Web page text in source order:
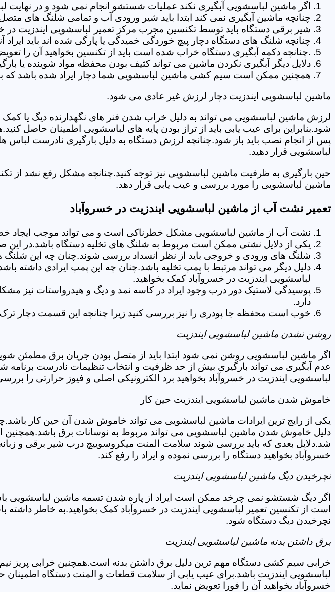
اگر ماشین لباسشویی آبگیری نکند عملیات شستشو انجام نمی شود و در نهایت
چنانچه ماشین آبگیری نمی کند ابتدا باید شیر ورودی آب و تمامی شلنگ های
شیر برقی دستگاه باید توسط تکنسین مجرب مرکز تعمیر لباسشویی ایندزیت در
چنانچه شلنگ های دستگاه دچار پیچ خوردگی خمیدگی یا پارگی شده اند باید
.چنانچه دکمه آبگیری دستگاه خراب شده است باید از تکنسین بخواهید آن را
دلایل دیگر آبگیری نکردن ماشین می تواند کثیف بودن محفظه مواد شوینده یا
همچنین ممکن است سیم کشی ماشین لباسشویی شما دچار ایراد شده باشد که
ماشین لباسشویی ایندزیت دچار لرزش غیر عادی می شود.
لرزش ماشین لباسشویی می تواند به دلیل خراب شدن فنر های نگهدارنده دیگ یا
شود.بنابراین برای عیب یابی باید از تراز بودن پایه های لباسشویی اطمینان حاصل
پس از انجام نصب باید باز شود.چنانچه لرزش دستگاه به دلیل بارگیری نادرست لباس
لباسشویی قرار دهید.
حین بارگیری به ظرفیت ماشین لباسشویی نیز توجه کنید.چنانچه مشکل رفع نشد از
ماشین لباسشویی را مورد بررسی و عیب یابی قرار دهد.
تعمیر نشت آب از ماشین لباسشویی ایندزیت در خسروآباد
نشت آب از ماشین لباسشویی مشکل خطرناکی است و می تواند موجب ایجاد
یکی از دلایل نشتی ممکن است مربوط به شلنگ های تخلیه دستگاه باشد.در این
شلنگ های ورودی و خروجی باید از نظر انسداد بررسی شوند.چنان چه این شلنگ
دلیل دیگر می تواند مرتبط با پمپ تخلیه باشد.چنان چه این پمپ ایرادی داشته
لباسشویی ایندزیت در خسروآباد کمک بخواهید.
پوسیدگی لاستیک دور درب وجود ایراد در کاسه نمد و دیگ و هیدرواستات نیز
دارد.
خوب است محفظه جا پودری را نیز بررسی کنید زیرا چنانچه این قسمت دچار
روشن نشدن ماشین لباسشویی ایندزیت
اگر ماشین لباسشویی روشن نمی شود ابتدا باید از متصل بودن جریان برق مطمئن
عدم آبگیری می تواند بارگیری بیش از حد ظرفیت و انتخاب تنظیمات نادرست
لباسشویی ایندزیت در خسروآباد بخواهید برد الکترونیکی اصلی و فیوز حرارتی را
خاموش شدن ماشین لباسشویی ایندزیت حین کار
یکی از رایج ترین ایرادات ماشین لباسشویی می تواند خاموش شدن آن حین کار
دلیل خاموش شدن ماشین لباسشویی می تواند مربوط به نوسانات برق باشد.همچنین
شد.دلایل بعدی که باید بررسی شوند سلامت المنت میکروسوییچ درب شیر برقی و
خسروآباد بخواهید دستگاه را بررسی نموده و ایراد را رفع کند.
نچرخیدن دیگ ماشین لباسشویی ایندزیت
اگر دیگ شستشو نمی چرخد ممکن است ایراد از پاره شدن تسمه ماشین لباسشویی
است از تکنسین تعمیر لباسشویی ایندزیت در خسروآباد کمک بخواهید.به خاطر
نچرخیدن دیگ دستگاه شود.
برق داشتن بدنه ماشین لباسشویی ایندزیت
خرابی سیم کشی دستگاه مهم ترین دلیل برق داشتن بدنه است.همچنین خرابی پریز
لباسشویی ایندزیت باشد.برای عیب یابی از سلامت قطعات و المنت دستگاه
خسروآباد بخواهید آن را فورا تعویض نماید.